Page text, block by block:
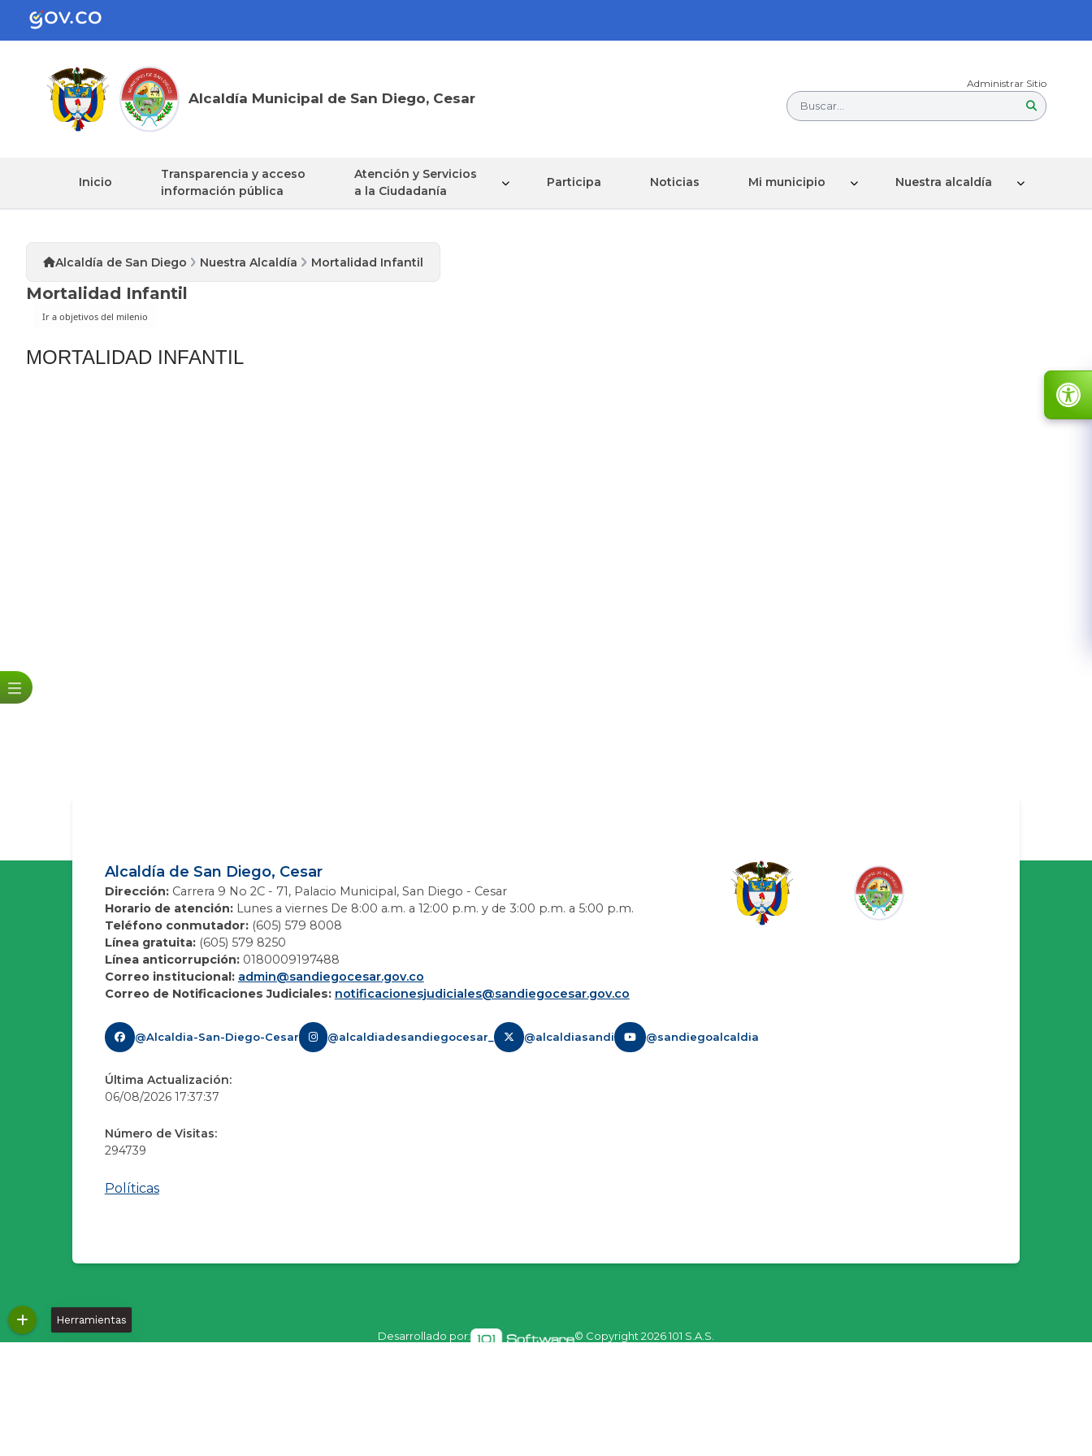
Alcaldía Municipal de San Diego, Cesar
Administrar Sitio
Buscar...
Inicio
Transparencia y acceso
información pública
Atención y Servicios
a la Ciudadanía
Participa Noticias Mi municipio Nuestra alcaldía
Alcaldía de San Diego Nuestra Alcaldía Mortalidad Infantil
Mortalidad Infantil
MORTALIDAD INFANTIL
Alcaldía de San Diego, Cesar
Dirección:Carrera 9 No 2C - 71, Palacio Municipal, San Diego - Cesar
Horario de atención:Lunes a viernes De 8:00 a.m. a 12:00 p.m. y de 3:00 p.m. a 5:00 p.m.
Teléfono conmutador:(605) 579 8008
Línea gratuita:(605) 579 8250
Línea anticorrupción:0180009197488
Correo institucional: admin@sandiegocesar.gov.co
Correo de Notificaciones Judiciales: notificacionesjudiciales@sandiegocesar.gov.co
@Alcaldia-San-Diego-Cesar @alcaldiadesandiegocesar_ @alcaldiasandi @sandiegoalcaldia
Última Actualización:
06/08/2026 17:37:37
Número de Visitas:
294739
Políticas
Desarrollado por: © Copyright 2026 101 S.A.S.
Herramientas